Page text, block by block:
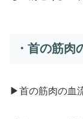
・首の筋肉
▶首の筋肉の血